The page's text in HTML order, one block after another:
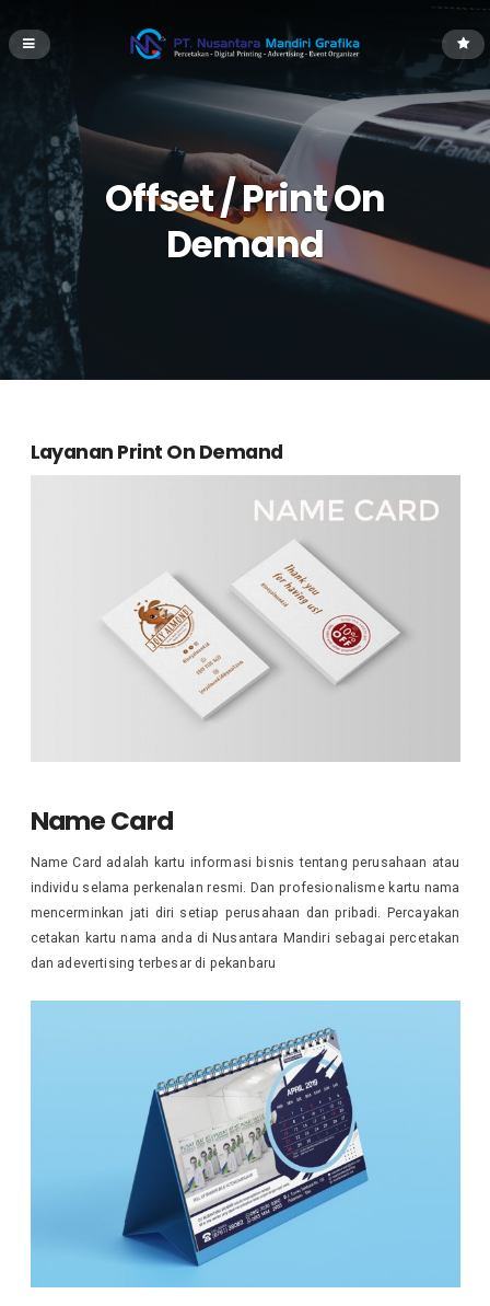
Offset / Print On
Demand
Layanan Print On Demand
Name Card
Name Card adalah kartu informasi bisnis tentang perusahaan atau
individu selama perkenalan resmi. Dan profesionalisme kartu nama
mencerminkan jati diri setiap perusahaan dan pribadi. Percayakan
cetakan kartu nama anda di Nusantara Mandiri sebagai percetakan
dan adevertising terbesar di pekanbaru